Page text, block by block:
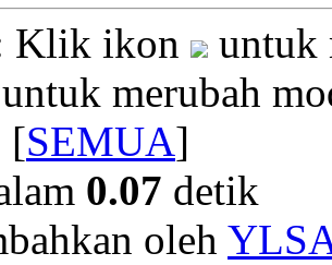
Klik ikon
untuk
untuk merubah
[SEMUA]
0.07 detik
oleh